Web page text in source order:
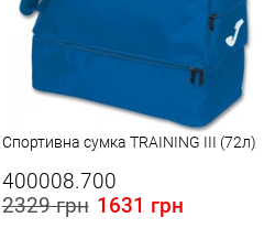
Спортивна сумка TRAINING III (72л)
400008.700
2329 грн 1631 грн